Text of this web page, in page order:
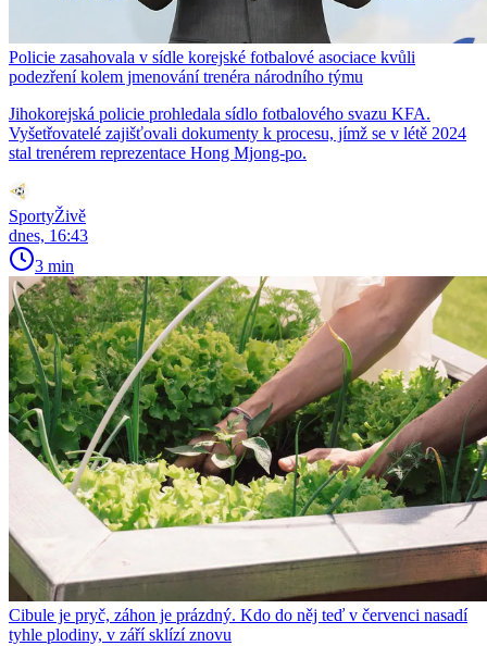
Policie zasahovala v sídle korejské fotbalové asociace kvůli
podezření kolem jmenování trenéra národního týmu
Jihokorejská policie prohledala sídlo fotbalového svazu KFA.
Vyšetřovatelé zajišťovali dokumenty k procesu, jímž se v létě 2024
stal trenérem reprezentace Hong Mjong-po.
SportyŽivě
dnes, 16:43
3 min
Cibule je pryč, záhon je prázdný. Kdo do něj teď v červenci nasadí
tyhle plodiny, v září sklízí znovu